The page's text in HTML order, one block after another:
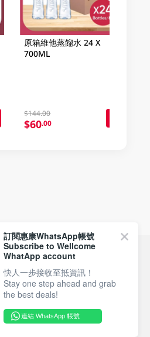
原箱維他蒸餾水 24 X
700ML
$144.00
$60.00
付款方式
關注我們
訂閱惠康WhatsApp帳號
Subscribe to Wellcome
WhatApp account
快人一步接收至抵資訊！
Stay one step ahead and grab
the best deals!
連結 WhatsApp 帳號